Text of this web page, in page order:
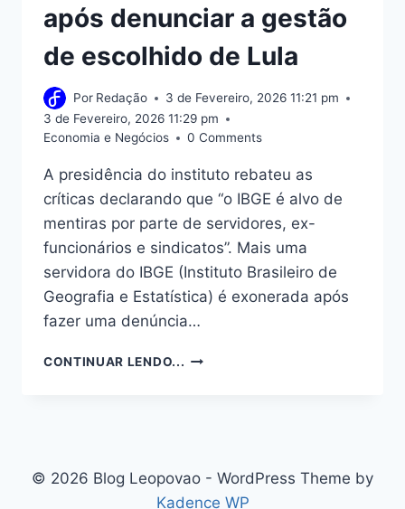
após denunciar a gestão
de escolhido de Lula
Por Redação
3 de Fevereiro, 2026 11:21 pm
3 de Fevereiro, 2026 11:29 pm
Economia e Negócios
0 Comments
A presidência do instituto rebateu as
críticas declarando que “o IBGE é alvo de
mentiras por parte de servidores, ex-
funcionários e sindicatos”. Mais uma
servidora do IBGE (Instituto Brasileiro de
Geografia e Estatística) é exonerada após
fazer uma denúncia…
CONTINUAR LENDO... SERVIDORA
© 2026 Blog Leopovao - WordPress Theme by
Kadence WP